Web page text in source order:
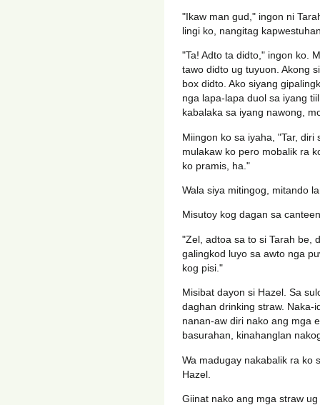
"Ikaw man gud," ingon ni
lingi ko, nangitag
"Ta! Adto ta didto," ingon ko.
tawo didto ug tuyuon. Akong
box didto. Ako siyang
nga lapa-lapa duol sa iyang
kabalaka sa iyang nawong,
Miingon ko sa iyaha, "Tar,
mulakaw ko pero mobalik ra
ko pramis, ha."
Wala siya mitingog, mitando
Misutoy kog dagan sa
"Zel, adtoa sa to si Tarah be,
galingkod luyo sa awto nga
kog pisi."
Misibat dayon si Hazel. Sa
daghan drinking straw. Naka-
nanan-aw diri nako ang mga
basurahan, kinahanglan
Wa madugay nakabalik ra ko
Hazel.
Giinat nako ang mga straw